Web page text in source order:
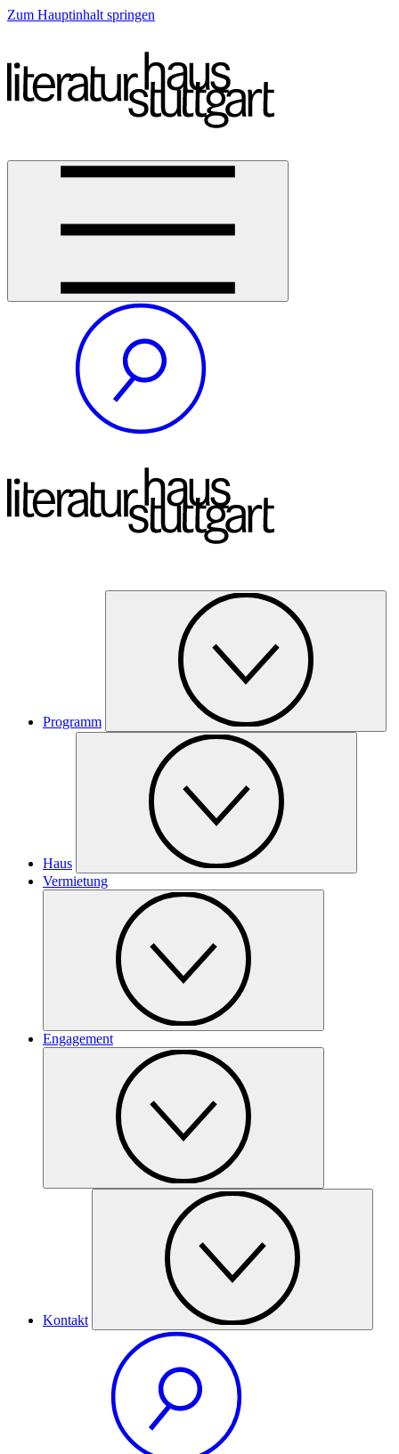
Zum Hauptinhalt springen
Programm
Haus
Vermietung
Engagement
Kontakt